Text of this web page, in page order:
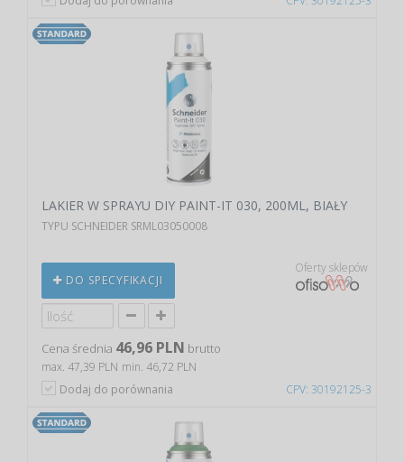
CPV: 30192125-3
LAKIER W SPRAYU DIY PAINT-IT 030, 200ML, BIAŁY
TYPU SCHNEIDER SRML03050008
DO SPECYFIKACJI
Oferty sklepów
Cena średnia 46,96 PLN brutto
max. 47,39 PLN min. 46,72 PLN
Dodaj do porównania